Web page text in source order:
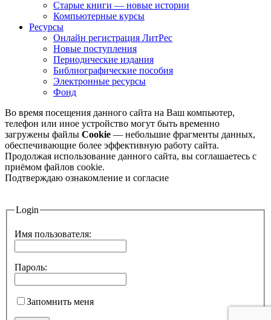
Старые книги — новые истории
Компьютерные курсы
Ресурсы
Онлайн регистрация ЛитРес
Новые поступления
Периодические издания
Библиографические пособия
Электронные ресурсы
Фонд
Во время посещения данного сайта на Ваш компьютер,
телефон или иное устройство могут быть временно
загружены файлы Cookie — небольшие фрагменты данных,
обеспечивающие более эффективную работу сайта.
Продолжая использование данного сайта, вы соглашаетесь с
приёмом файлов cookie.
Подтверждаю ознакомление и согласие
Login
Имя пользователя:
Пароль:
Запомнить меня